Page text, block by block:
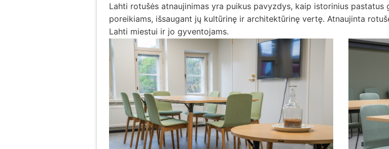
Lahti rotušės atnaujinimas yra puikus pavyzdys, kaip istorinius
poreikiams, išsaugant jų kultūrinę ir architektūrinę vertę. Atnaujinta
Lahti miestui ir jo gyventojams.